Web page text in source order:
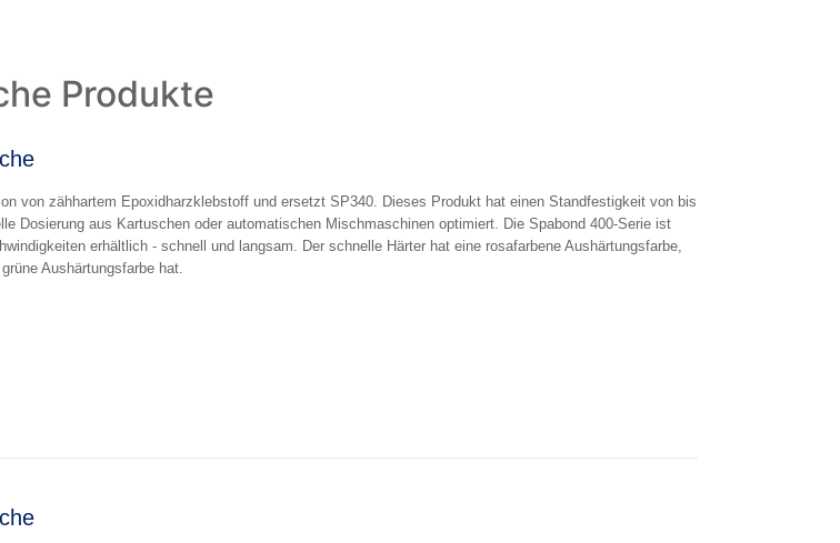
Produkte
von zähhartem Epoxidharzklebstoff und ersetzt SP340. Dieses Produkt hat einen Standfestigkeit von bis
Dosierung aus Kartuschen oder automatischen Mischmaschinen optimiert. Die Spabond 400-Serie ist
erhältlich - schnell und langsam. Der schnelle Härter hat eine rosafarbene Aushärtungsfarbe,
Aushärtungsfarbe hat.